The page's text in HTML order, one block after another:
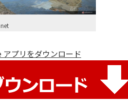
プリをダウンロード